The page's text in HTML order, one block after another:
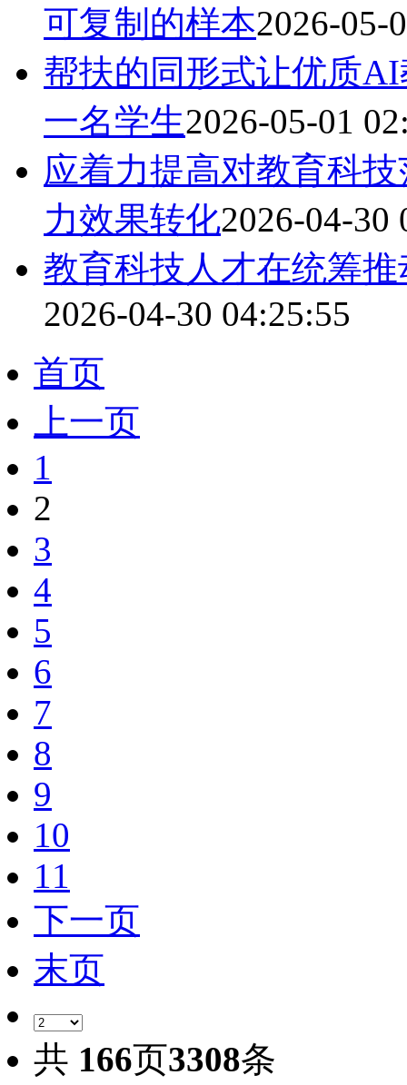
可复制的样本2026-05-
帮扶的同形式让优质
一名学生2026-05-01
应着力提高对教育科
力效果转化2026-04-30
教育科技人才在统筹
2026-04-30 04:25:55
首页
上一页
1
2
3
4
5
6
7
8
9
10
11
下一页
末页
共 166页3308条